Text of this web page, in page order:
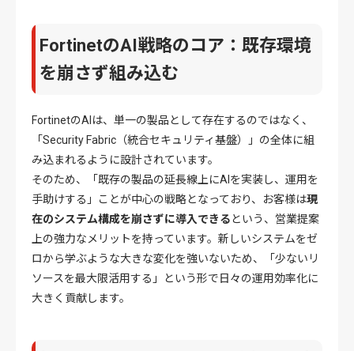
FortinetのAI戦略のコア：既存環境
を崩さず組み込む
FortinetのAIは、単一の製品として存在するのではなく、
「Security Fabric（統合セキュリティ基盤）」の全体に組
み込まれるように設計されています。
そのため、「既存の製品の延長線上にAIを実装し、運用を
手助けする」ことが中心の戦略となっており、お客様は現
在のシステム構成を崩さずに導入できるという、営業提案
上の強力なメリットを持っています。新しいシステムをゼ
ロから学ぶような大きな変化を強いないため、「少ないリ
ソースを最大限活用する」という形で日々の運用効率化に
大きく貢献します。